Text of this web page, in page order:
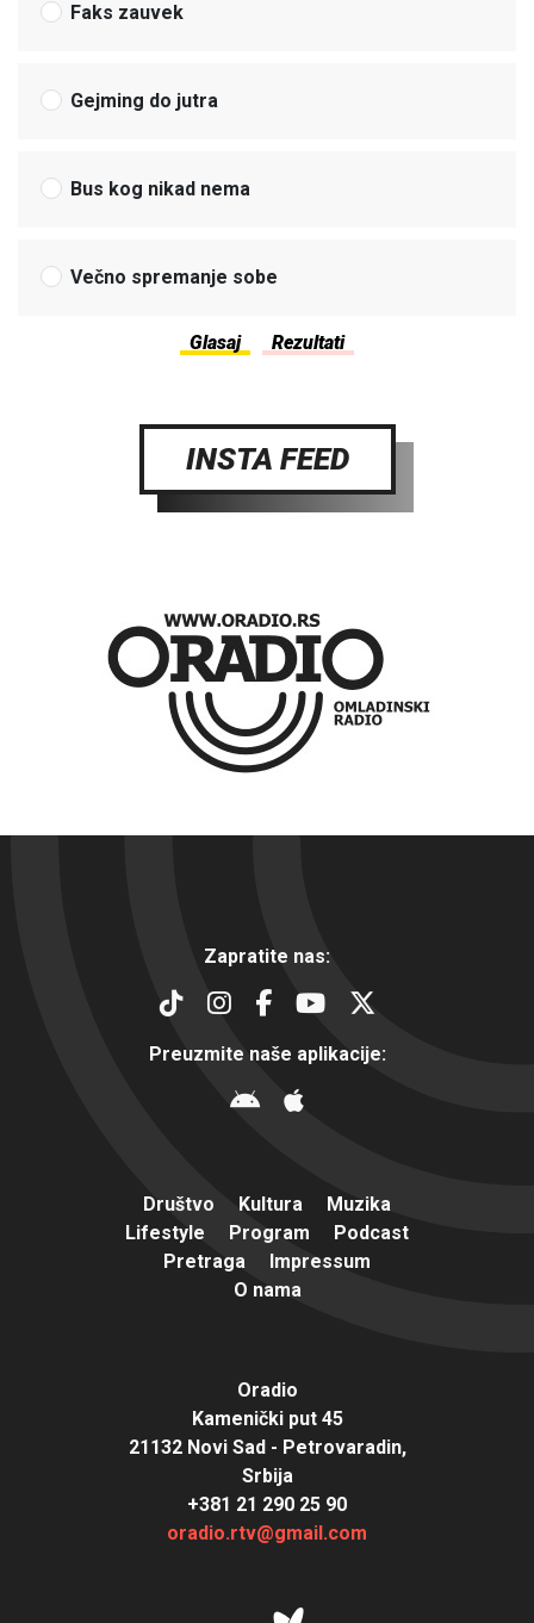
Faks zauvek
Gejming do jutra
Bus kog nikad nema
Večno spremanje sobe
INSTA FEED
Zapratite nas:
Preuzmite naše aplikacije:
Društvo Kultura
Muzika
Lifestyle
Program
Podcast
Pretraga
Impressum
O nama
Oradio
Kamenički put 45
21132 Novi Sad - Petrovaradin,
Srbija
+381 21 290 25 90
oradio.rtv@gmail.com